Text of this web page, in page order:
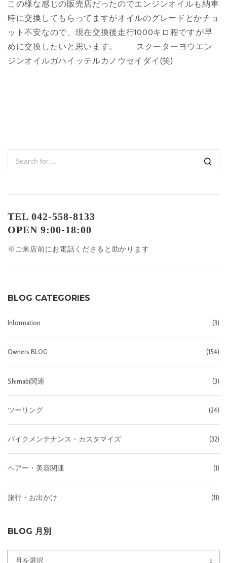
この様な感じの販売店だったのでエンジンオイルも納車
時に交換してもらってますがオイルのグレードとかチョ
ット不安なので、現在交換後走行1000キロ程ですが早
めに交換したいと思います。 スクーターヨウエン
ジンオイルガハイッテルカノウセイダイ(笑)
TEL 042-558-8133
OPEN 9:00-18:00
※ご来店前にお電話くださると助かります
BLOG CATEGORIES
Information (3)
Owners BLOG (154)
Shimabi関連 (3)
ツーリング (24)
バイクメンテナンス・カスタマイズ (32)
ヘアー・美容関連 (1)
旅行・お出かけ (11)
BLOG 月別
Blog